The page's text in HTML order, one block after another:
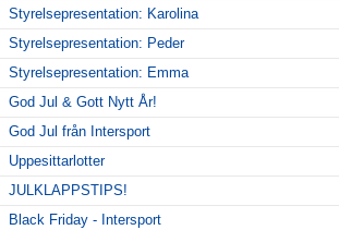
Styrelsepresentation: Karolina
Styrelsepresentation: Peder
Styrelsepresentation: Emma
God Jul & Gott Nytt År!
God Jul från Intersport
Uppesittarlotter
JULKLAPPSTIPS!
Black Friday - Intersport